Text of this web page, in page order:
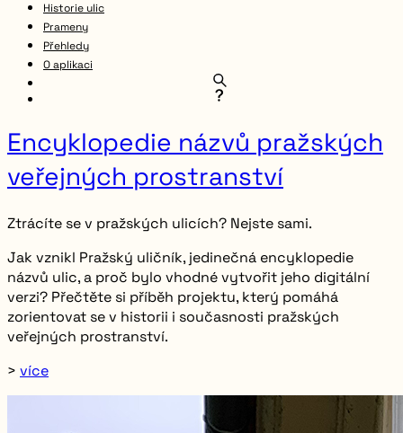
Historie ulic
Prameny
Přehledy
O aplikaci
Encyklopedie názvů pražských
veřejných prostranství
Ztrácíte se v pražských ulicích? Nejste sami.
Jak vznikl Pražský uličník, jedinečná encyklopedie
názvů ulic, a proč bylo vhodné vytvořit jeho digitální
verzi? Přečtěte si příběh projektu, který pomáhá
zorientovat se v historii i současnosti pražských
veřejných prostranství.
> více